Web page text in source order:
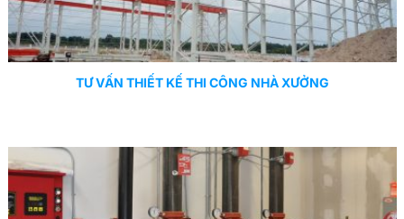
TƯ VẤN THIẾT KẾ THI CÔNG NHÀ XƯỞNG